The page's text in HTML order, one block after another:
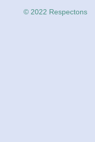
© 2022 Respectons